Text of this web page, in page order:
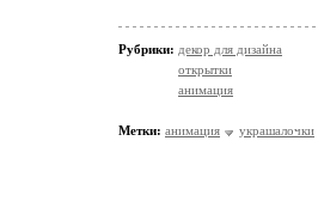
Рубрики: декор для дизайна
открытки
анимация
Метки: анимация украшалочки